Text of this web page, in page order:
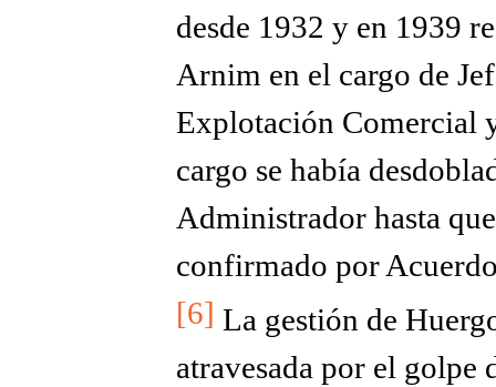
desde 1932 y en 1939
Arnim en el cargo de
Explotación Comercial
cargo se había
Administrador hasta
confirmado por
[6] La gestión de
atravesada por el golpe